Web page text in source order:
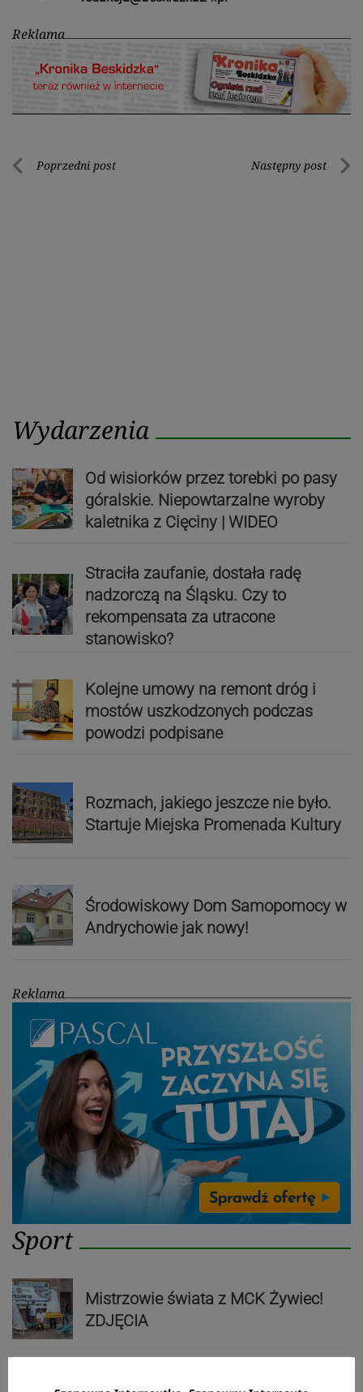
Reklama
Nawigacja
Poprzedni post Następny post
Wydarzenia
Od wisiorków przez torebki po pasy
góralskie. Niepowtarzalne wyroby
kaletnika z Cięciny | WIDEO
Straciła zaufanie, dostała radę
nadzorczą na Śląsku. Czy to
rekompensata za utracone
stanowisko?
Kolejne umowy na remont dróg i
mostów uszkodzonych podczas
powodzi podpisane
Rozmach, jakiego jeszcze nie było.
Startuje Miejska Promenada Kultury
Środowiskowy Dom Samopomocy w
Andrychowie jak nowy!
Reklama
Sport
Mistrzowie świata z MCK Żywiec!
ZDJĘCIA